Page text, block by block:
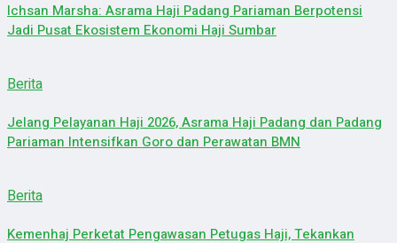
Ichsan Marsha: Asrama Haji Padang Pariaman Berpotensi
Jadi Pusat Ekosistem Ekonomi Haji Sumbar
Berita
Jelang Pelayanan Haji 2026, Asrama Haji Padang dan Padang
Pariaman Intensifkan Goro dan Perawatan BMN
Berita
Kemenhaj Perketat Pengawasan Petugas Haji, Tekankan